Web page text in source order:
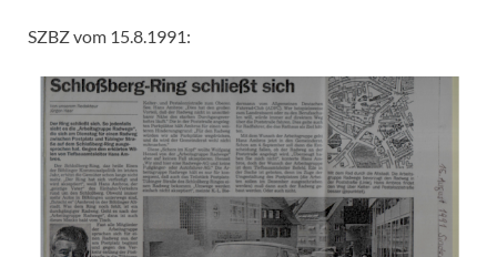
SZBZ vom 15.8.1991: